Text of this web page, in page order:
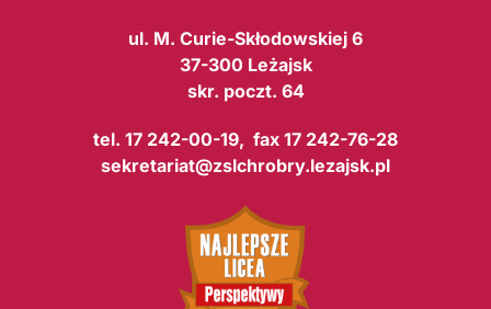
ul. M. Curie-Skłodowskiej 6
37-300 Leżajsk
skr. poczt. 64
tel. 17 242-00-19, fax 17 242-76-28
sekretariat@zslchrobry.lezajsk.pl